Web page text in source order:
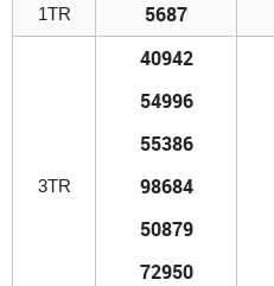
1TR 5687
3TR
40942
54996
55386
98684
50879
72950